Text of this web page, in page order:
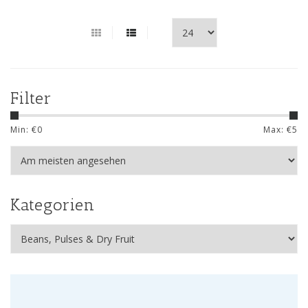
Filter
Min: €0 Max: €5
Kategorien